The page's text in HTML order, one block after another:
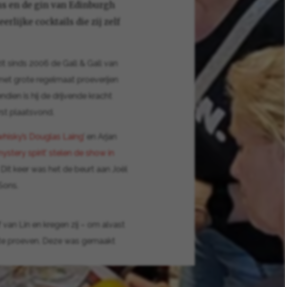
en de gin van Edinburgh
cocktails die zij zelf
sinds 2006 de Gall & Gall van
grote regelmaat proeverijen
is hij de drijvende kracht
plaatsvond.
Douglas Laing
’ en Arjan
spirit’ stelen de show in
keer was het de beurt aan Joël
Lin en kregen zij – om alvast
proeven. Deze was gemaakt